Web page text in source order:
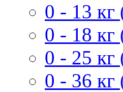
0 - 13 кг
0 - 18 кг
0 - 25 кг
0 - 36 кг